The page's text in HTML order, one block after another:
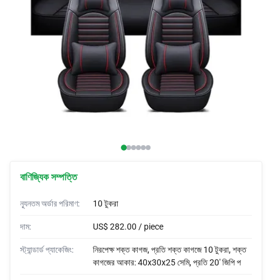
গাড়ির কভার
অটো ব্রা
কাস্টম হর্ন
বাণিজ্যিক সম্পত্তি
ন্যূনতম অর্ডার পরিমাণ: 10 টুকরা
দাম: US$ 282.00 / piece
স্ট্যান্ডার্ড প্যাকেজিং:
নিরপেক্ষ শক্ত কাগজ, প্রতি শক্ত কাগজে 10 টুকরা, শক্ত
কাগজের আকার: 40x30x25 সেমি, প্রতি 20' জিপি প